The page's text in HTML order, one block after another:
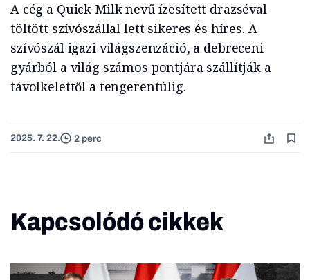
A cég a Quick Milk nevű ízesített drazséval
töltött szívószállal lett sikeres és híres. A
szívószál igazi világszenzáció, a debreceni
gyárból a világ számos pontjára szállítják a
távolkelettől a tengerentúlig.
2025. 7. 22. 2 perc
Kapcsolódó cikkek